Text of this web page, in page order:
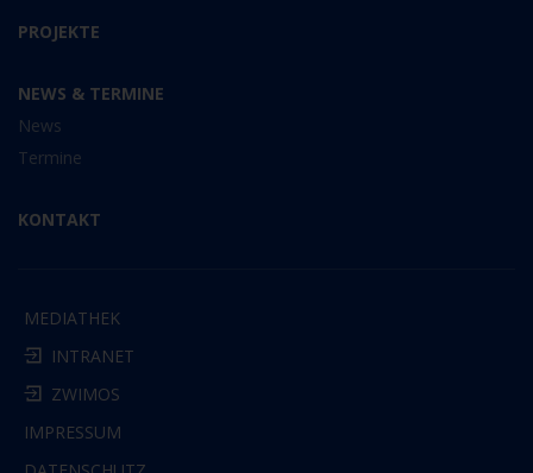
PROJEKTE
NEWS & TERMINE
News
Termine
KONTAKT
MEDIATHEK
INTRANET
ZWIMOS
IMPRESSUM